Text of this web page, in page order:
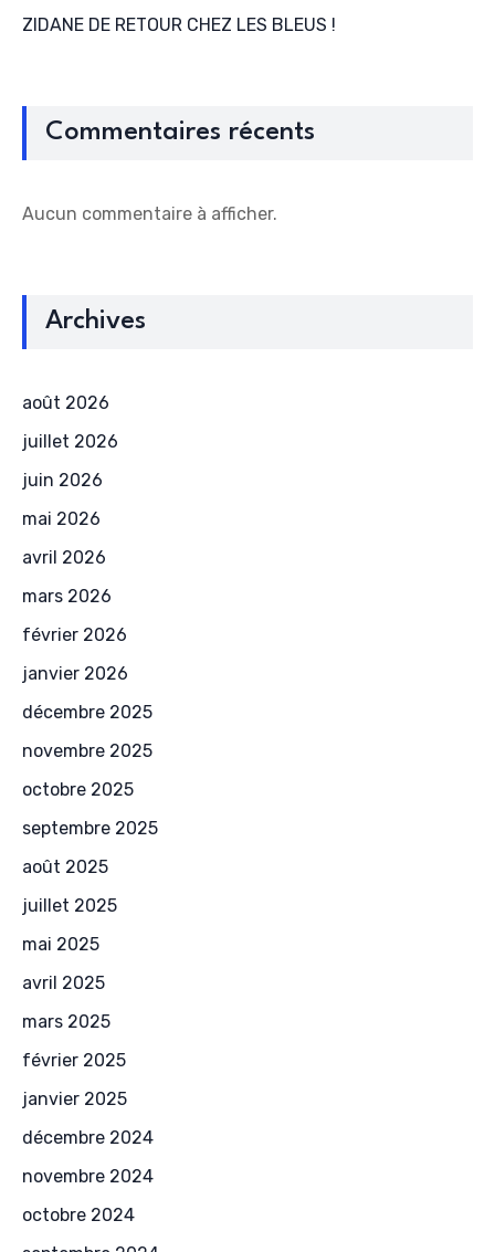
ZIDANE DE RETOUR CHEZ LES BLEUS !
Commentaires récents
Aucun commentaire à afficher.
Archives
août 2026
juillet 2026
juin 2026
mai 2026
avril 2026
mars 2026
février 2026
janvier 2026
décembre 2025
novembre 2025
octobre 2025
septembre 2025
août 2025
juillet 2025
mai 2025
avril 2025
mars 2025
février 2025
janvier 2025
décembre 2024
novembre 2024
octobre 2024